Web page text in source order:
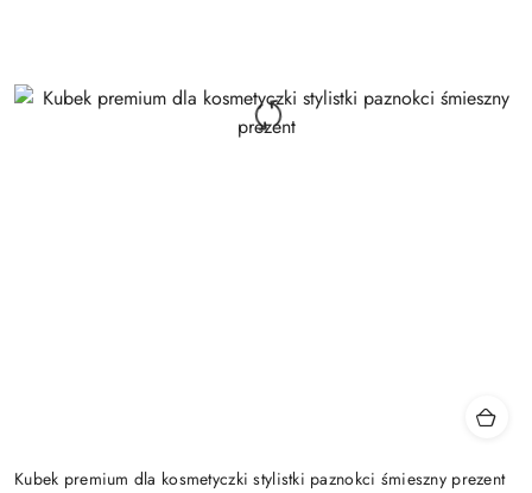
Kubek premium dla kosmetyczki stylistki paznokci śmieszny prezent